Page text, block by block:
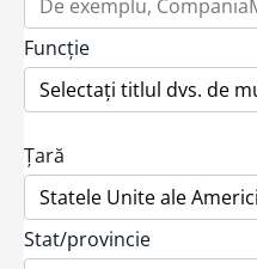
Funcție
Țară
Stat/provincie